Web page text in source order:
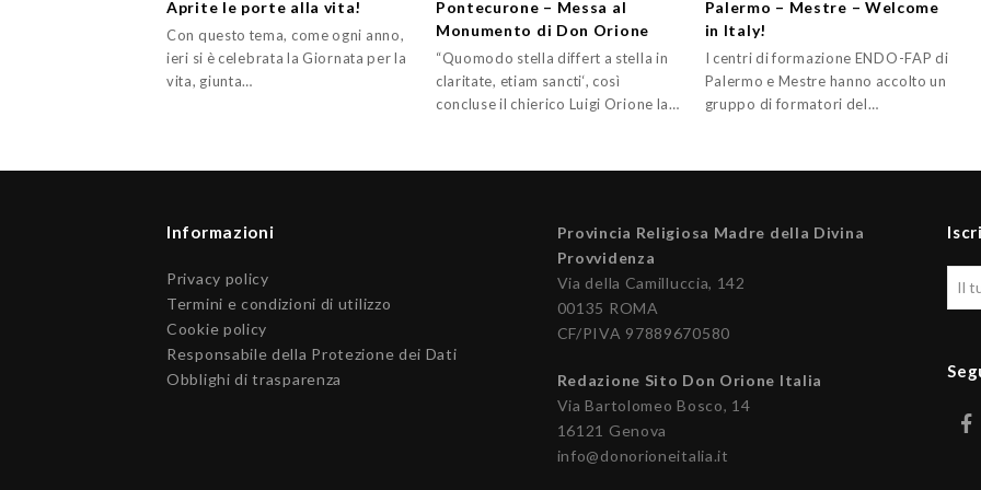
Aprite le porte alla vita!
Con questo tema, come ogni anno,
ieri si è celebrata la Giornata per la
vita, giunta…
Pontecurone – Messa al
Monumento di Don Orione
“Quomodo stella differt a stella in
claritate, etiam sancti‘, così
concluse il chierico Luigi Orione la…
Palermo – Mestre – Welcome
in Italy!
I centri di formazione ENDO-FAP di
Palermo e Mestre hanno accolto un
gruppo di formatori del…
Informazioni
Privacy policy
Termini e condizioni di utilizzo
Cookie policy
Responsabile della Protezione dei Dati
Obblighi di trasparenza
Provincia Religiosa Madre della Divina
Provvidenza
Via della Camilluccia, 142
00135 ROMA
CF/PIVA 97889670580
Redazione Sito Don Orione Italia
Via Bartolomeo Bosco, 14
16121 Genova
info@donorioneitalia.it